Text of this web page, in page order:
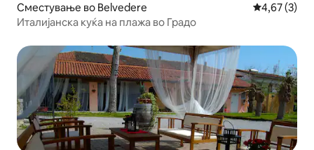
Сместување во Belvedere Просечна
4,67 (3)
Италијанска куќа на плажа во Градо